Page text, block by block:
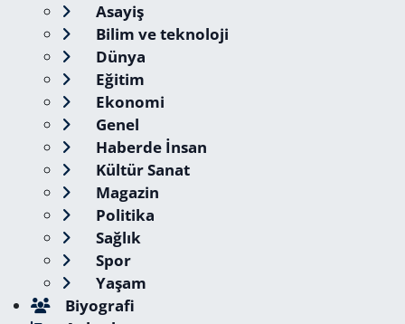
Asayiş
Bilim ve teknoloji
Dünya
Eğitim
Ekonomi
Genel
Haberde İnsan
Kültür Sanat
Magazin
Politika
Sağlık
Spor
Yaşam
Biyografi